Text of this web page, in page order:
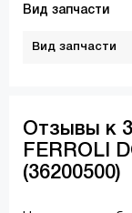
Вид запчасти
Вид запчасти
Отзывы к
FERROLI
(36200500)